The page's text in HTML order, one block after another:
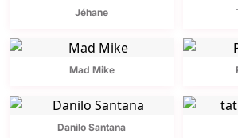
Jéhane
Mad Mike
Danilo Santana